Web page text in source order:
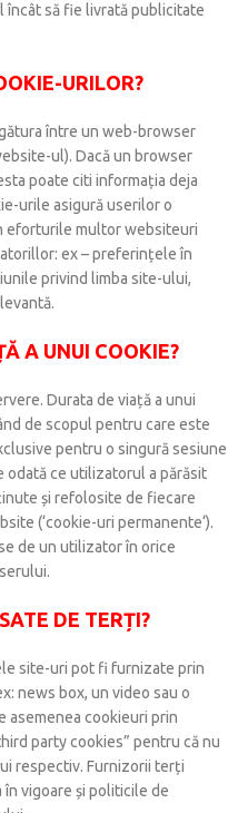
să fie livrată publicitate
URILOR?
între un web-browser
ul). Dacă un browser
poate citi informația deja
urile asigură userilor o
eforturile multor websiteuri
ex – preferințele în
privind limba site-ului,
A UNUI COOKIE?
Durata de viață a unui
de scopul pentru care este
pentru o singură sesiune
odată ce utilizatorul a părăsit
și refolosite de fiecare
(‘cookie-uri permanente‘).
de un utilizator în orice
DE TERȚI?
site-uri pot fi furnizate prin
news box, un video sau o
asemenea cookieuri prin
party cookies” pentru că nu
respectiv. Furnizorii terți
vigoare și politicile de